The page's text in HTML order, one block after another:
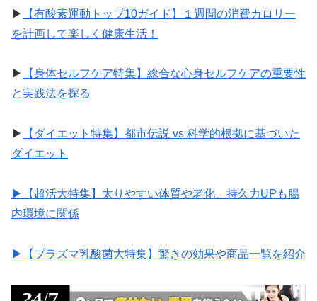
▶︎
【有酸素運動トップ10ガイド】１週間の消費カロリー
を計画して楽しく健康生活！
▶︎
【身体セルフケア特集】総合な心身セルフケアの重要性
と実践法を探る
▶︎
【ダイエット特集】都市伝説 vs 科学的根拠に基づいた
ダイエット
▶︎【超活大特集】太りやすい体質や老化、持久力UPも腸
内環境に関係
▶︎【プラズマ乳酸菌大特集】驚きの効果や商品一覧を紹介